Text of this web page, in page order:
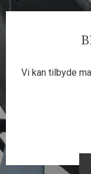
Vi kan tilbyde